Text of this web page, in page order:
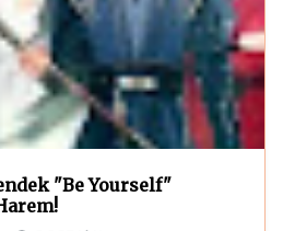
"Be Yourself"